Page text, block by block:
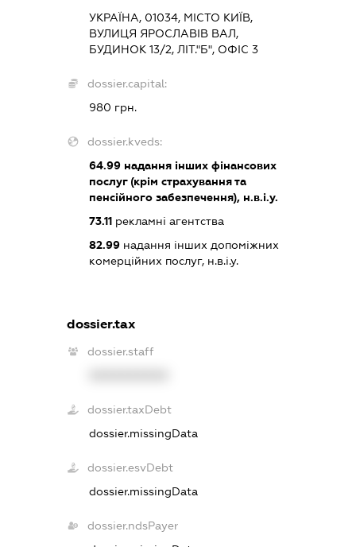
УКРАЇНА, 01034, МІСТО КИЇВ,
ВУЛИЦЯ ЯРОСЛАВІВ ВАЛ,
БУДИНОК 13/2, ЛІТ."Б", ОФІС 3
dossier.capital:
980 грн.
dossier.kveds:
64.99надання інших фінансових
послуг (крім страхування та
пенсійного забезпечення), н.в.і.у.
73.11рекламні агентства
82.99надання інших допоміжних
комерційних послуг, н.в.і.у.
dossier.tax
dossier.staff
dossier.taxDebt
dossier.missingData
dossier.esvDebt
dossier.missingData
dossier.ndsPayer